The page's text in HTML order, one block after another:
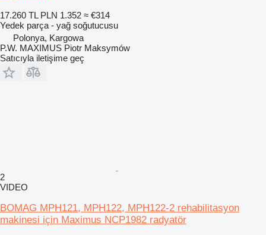
17.260 TL PLN 1.352 ≈ €314
Yedek parça - yağ soğutucusu
Polonya, Kargowa
P.W. MAXIMUS Piotr Maksymów
Satıcıyla iletişime geç
2
VIDEO
BOMAG MPH121, MPH122, MPH122-2 rehabilitasyon
makinesi için Maximus NCP1982 radyatör